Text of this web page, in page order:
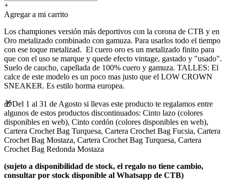
+
Agregar a mi carrito
Los championes versión más deportivos con la corona de CTB y en
Oro metalizado combinado con gamuza. Para usarlos todo el tiempo
con ese toque metalizad. El cuero oro es un metalizado finito para
que con el uso se marque y quede efecto vintage, gastado y "usado".
Suelo de caucho, capellada de 100% cuero y gamuza. TALLES: El
calce de este modelo es un poco mas justo que el LOW CROWN
SNEAKER. Es estilo horma europea.
🎁Del 1 al 31 de Agosto si llevas este producto te regalamos entre
algunos de estos productos discontinuados: Cinto lazo (colores
disponibles en web), Cinto cordón (colores disponibles en web),
Cartera Crochet Bag Turquesa, Cartera Crochet Bag Fucsia, Cartera
Crochet Bag Mostaza, Cartera Crochet Bag Turquesa, Cartera
Crochet Bag Redonda Mostaza
(sujeto a disponibilidad de stock, el regalo no tiene cambio,
consultar por stock disponible al Whatsapp de CTB)